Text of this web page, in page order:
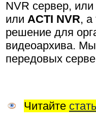
NVR сервер,
или ACTI NVR, а
решение для
видеоархива.
передовых
Читайте